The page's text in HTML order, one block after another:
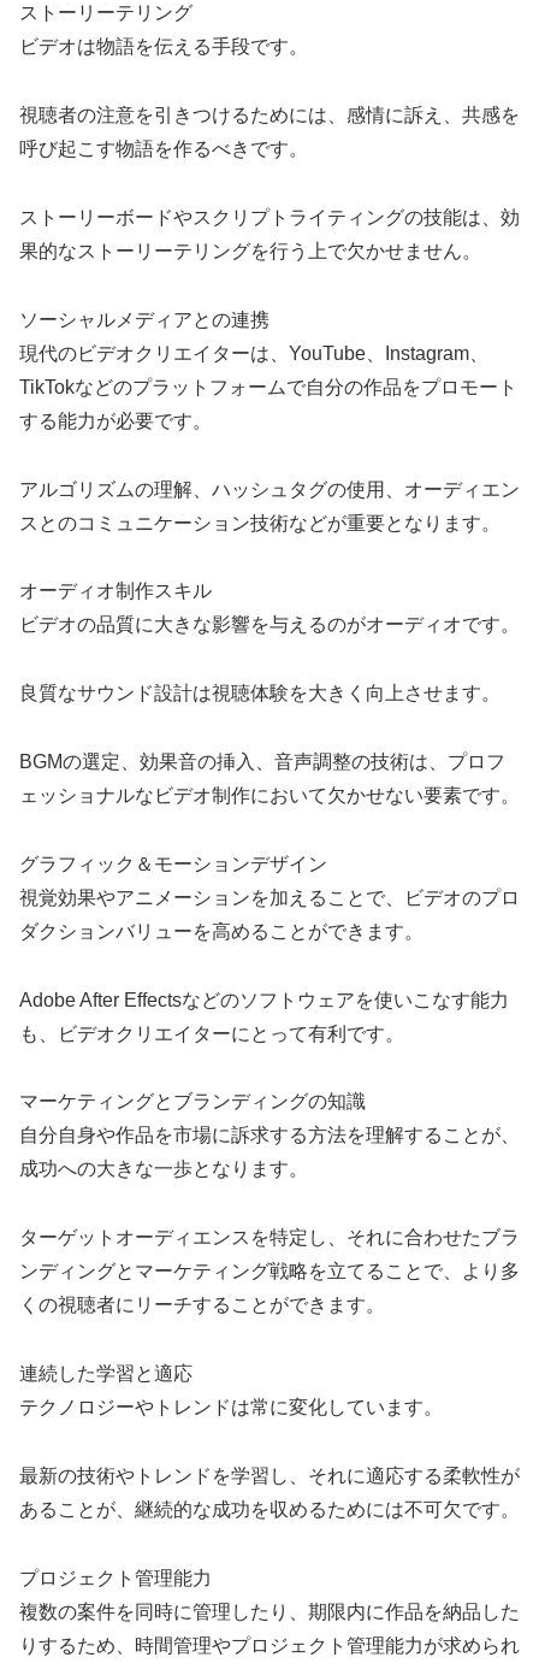
ストーリーテリング
ビデオは物語を伝える手段です。
視聴者の注意を引きつけるためには、感情に訴え、共感を
呼び起こす物語を作るべきです。
ストーリーボードやスクリプトライティングの技能は、効
果的なストーリーテリングを行う上で欠かせません。
ソーシャルメディアとの連携
現代のビデオクリエイターは、YouTube、Instagram、
TikTokなどのプラットフォームで自分の作品をプロモート
する能力が必要です。
アルゴリズムの理解、ハッシュタグの使用、オーディエン
スとのコミュニケーション技術などが重要となります。
オーディオ制作スキル
ビデオの品質に大きな影響を与えるのがオーディオです。
良質なサウンド設計は視聴体験を大きく向上させます。
BGMの選定、効果音の挿入、音声調整の技術は、プロフ
ェッショナルなビデオ制作において欠かせない要素です。
グラフィック＆モーションデザイン
視覚効果やアニメーションを加えることで、ビデオのプロ
ダクションバリューを高めることができます。
Adobe After Effectsなどのソフトウェアを使いこなす能力
も、ビデオクリエイターにとって有利です。
マーケティングとブランディングの知識
自分自身や作品を市場に訴求する方法を理解することが、
成功への大きな一歩となります。
ターゲットオーディエンスを特定し、それに合わせたブラ
ンディングとマーケティング戦略を立てることで、より多
くの視聴者にリーチすることができます。
連続した学習と適応
テクノロジーやトレンドは常に変化しています。
最新の技術やトレンドを学習し、それに適応する柔軟性が
あることが、継続的な成功を収めるためには不可欠です。
プロジェクト管理能力
複数の案件を同時に管理したり、期限内に作品を納品した
りするため、時間管理やプロジェクト管理能力が求められ